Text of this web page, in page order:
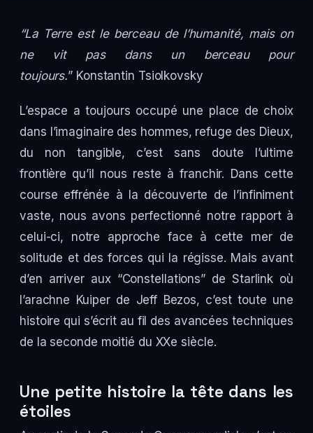
“La Terre est le berceau de l’humanité, mais on
ne vit pas dans un berceau pour
toujours.” Konstantin Tsiolkovsky
L’espace a toujours occupé une place de choix
dans l’imaginaire des hommes, refuge des Dieux,
du non tangible, c’est sans doute l’ultime
frontière qu’il nous reste à franchir. Dans cette
course effrénée à la découverte de l’infiniment
vaste, nous avons perfectionné notre rapport à
celui-ci, notre approche face à cette mer de
solitude et des forces qui la régisse. Mais avant
d’en arriver aux “Constellations” de Starlink où
l’arachne Kuiper de Jeff Bezos, c’est toute une
histoire qui s’écrit au fil des avancées techniques
de la seconde moitié du XXe siècle.
Une petite histoire la tête dans les
étoiles